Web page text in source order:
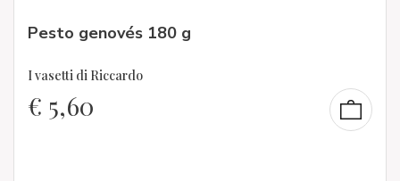
Pesto genovés 180 g
I vasetti di Riccardo
€ 5,60